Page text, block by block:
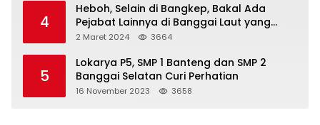
4
Heboh, Selain di Bangkep, Bakal Ada
Pejabat Lainnya di Banggai Laut yang
Bakal di Ciduk, Bagini Kata Kapolres!
2 Maret 2024 3664
5
Lokarya P5, SMP 1 Banteng dan SMP 2
Banggai Selatan Curi Perhatian
16 November 2023 3658